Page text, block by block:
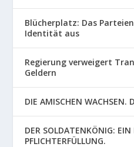
Blücherplatz: Das
Identität aus
Regierung verweigert
Geldern
DIE AMISCHEN WACHSEN.
DER SOLDATENKÖNIG: EIN
PFLICHTERFÜLLUNG.